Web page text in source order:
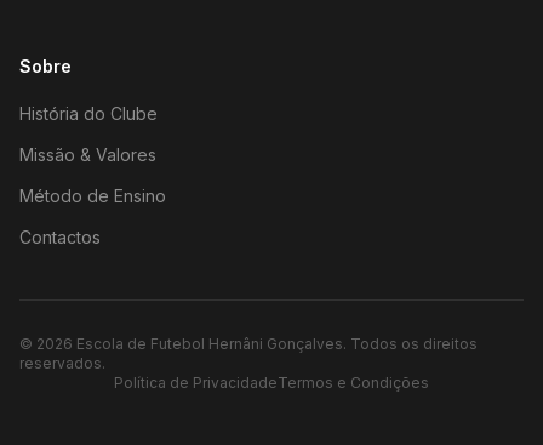
Sobre
História do Clube
Missão & Valores
Método de Ensino
Contactos
© 2026 Escola de Futebol Hernâni Gonçalves. Todos os direitos
reservados.
Política de PrivacidadeTermos e Condições